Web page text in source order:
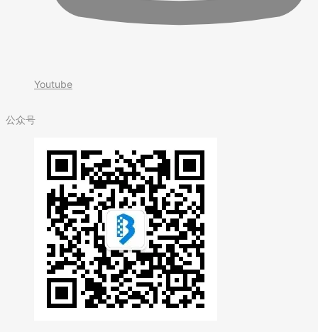
Youtube
公众号